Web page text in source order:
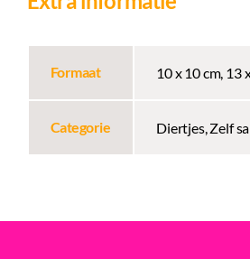
Formaat 10 x 10 cm, 13
Categorie Diertjes, Zelf